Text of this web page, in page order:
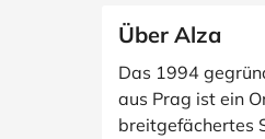
Über Alza
Das 1994
aus Prag ist ein
breitgefächertes